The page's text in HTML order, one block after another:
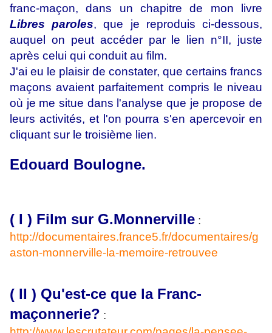
franc-maçon, dans un chapitre de mon livre
Libres paroles, que je reproduis ci-dessous,
auquel on peut accéder par le lien n°II, juste
après celui qui conduit au film.
J'ai eu le plaisir de constater, que certains francs
maçons avaient parfaitement compris le niveau
où je me situe dans l'analyse que je propose de
leurs activités, et l'on pourra s'en apercevoir en
cliquant sur le troisième lien.
Edouard Boulogne.
( I ) Film sur G.Monnerville :
http://documentaires.france5.fr/documentaires/g
aston-monnerville-la-memoire-retrouvee
( II ) Qu'est-ce que la Franc-
maçonnerie? :